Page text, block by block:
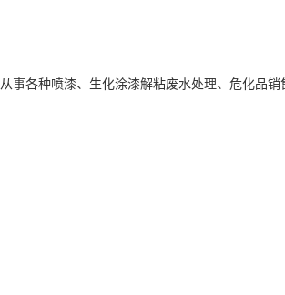
事各种喷漆、生化涂漆解粘废水处理、危化品